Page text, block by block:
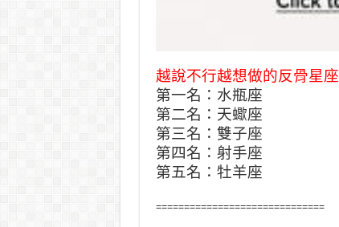
越說不行越想做的反骨星座
第一名：水瓶座
第二名：天蠍座
第三名：雙子座
第四名：射手座
第五名：牡羊座
==============================